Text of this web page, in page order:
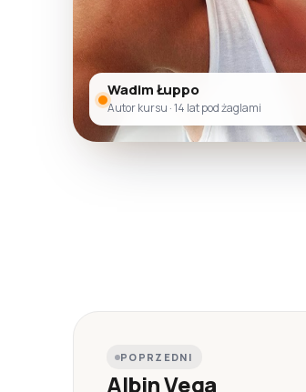
Wadim Łuppo
Autor kursu · 14 lat pod żaglami
POPRZEDNI
Albin Vega